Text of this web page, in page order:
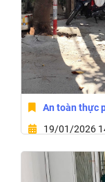
An toàn thực
19/01/2026
20 Đường Lê